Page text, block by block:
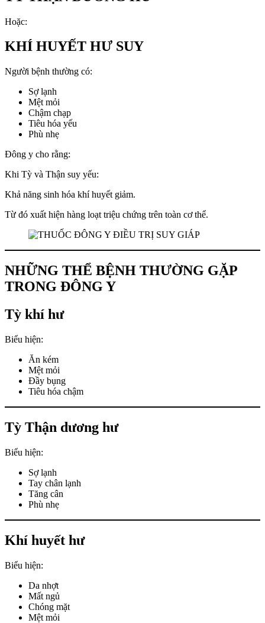
Hoặc:
KHÍ HUYẾT HƯ SUY
Người bệnh thường có:
Sợ lạnh
Mệt mỏi
Chậm chạp
Tiêu hóa yếu
Phù nhẹ
Đông y cho rằng:
Khi Tỳ và Thận suy yếu:
Khả năng sinh hóa khí huyết giảm.
Từ đó xuất hiện hàng loạt triệu chứng trên toàn cơ thể.
NHỮNG THỂ BỆNH THƯỜNG GẶP
TRONG ĐÔNG Y
Tỳ khí hư
Biểu hiện:
Ăn kém
Mệt mỏi
Đầy bụng
Tiêu hóa chậm
Tỳ Thận dương hư
Biểu hiện:
Sợ lạnh
Tay chân lạnh
Tăng cân
Phù nhẹ
Khí huyết hư
Biểu hiện:
Da nhợt
Mất ngủ
Chóng mặt
Mệt mỏi